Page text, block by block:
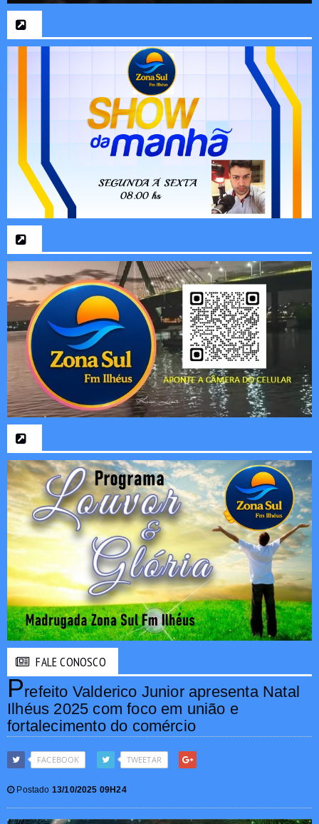
FALE CONOSCO
Prefeito Valderico Junior apresenta Natal
Ilhéus 2025 com foco em união e
fortalecimento do comércio
FACEBOOK TWEETAR
Postado 13/10/2025 09H24